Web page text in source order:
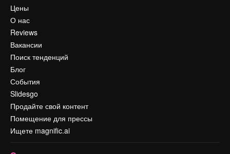
Цены
О нас
Reviews
Вакансии
Поиск тенденций
Блог
События
Slidesgo
Продайте свой контент
Помещение для прессы
Ищете magnific.ai